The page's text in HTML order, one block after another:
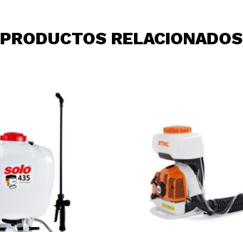
PRODUCTOS RELACIONADOS